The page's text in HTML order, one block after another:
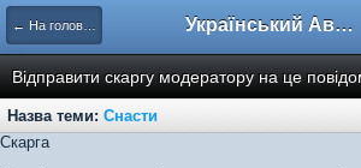
← На головну Український Автоклуб ВАЗ
Відправити скаргу модератору на це
Назва теми: Снасти
Скарга